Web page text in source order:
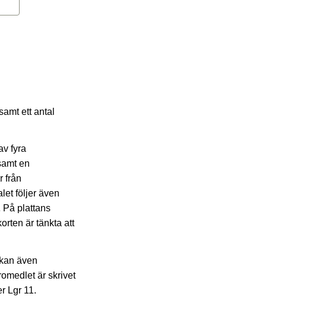
ett antal
fyra
en
från
följer även
På plattans
är tänkta att
även
är skrivet
Lgr 11.